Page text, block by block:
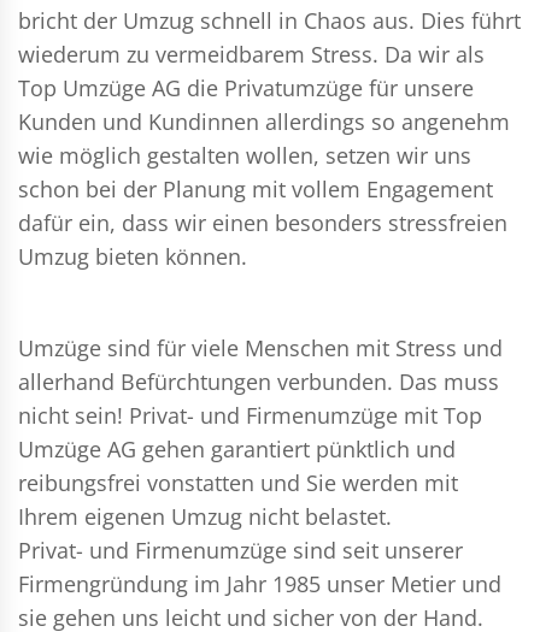
bricht der Umzug schnell in Chaos aus. Dies führt
wiederum zu vermeidbarem Stress. Da wir als
Top Umzüge AG die Privatumzüge für unsere
Kunden und Kundinnen allerdings so angenehm
wie möglich gestalten wollen, setzen wir uns
schon bei der Planung mit vollem Engagement
dafür ein, dass wir einen besonders stressfreien
Umzug bieten können.
Umzüge sind für viele Menschen mit Stress und
allerhand Befürchtungen verbunden. Das muss
nicht sein! Privat- und Firmenumzüge mit Top
Umzüge AG gehen garantiert pünktlich und
reibungsfrei vonstatten und Sie werden mit
Ihrem eigenen Umzug nicht belastet.
Privat- und Firmenumzüge sind seit unserer
Firmengründung im Jahr 1985 unser Metier und
sie gehen uns leicht und sicher von der Hand.